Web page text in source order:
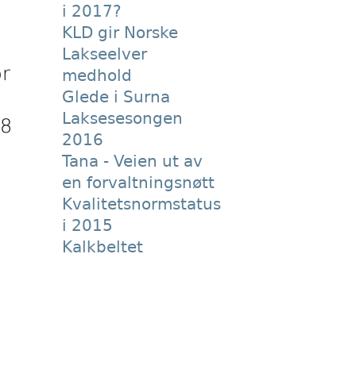
i 2017?
KLD gir Norske
Lakseelver
medhold
Glede i Surna
Laksesesongen
2016
Tana - Veien ut av
en forvaltningsnøtt
Kvalitetsnormstatus
i 2015
Kalkbeltet